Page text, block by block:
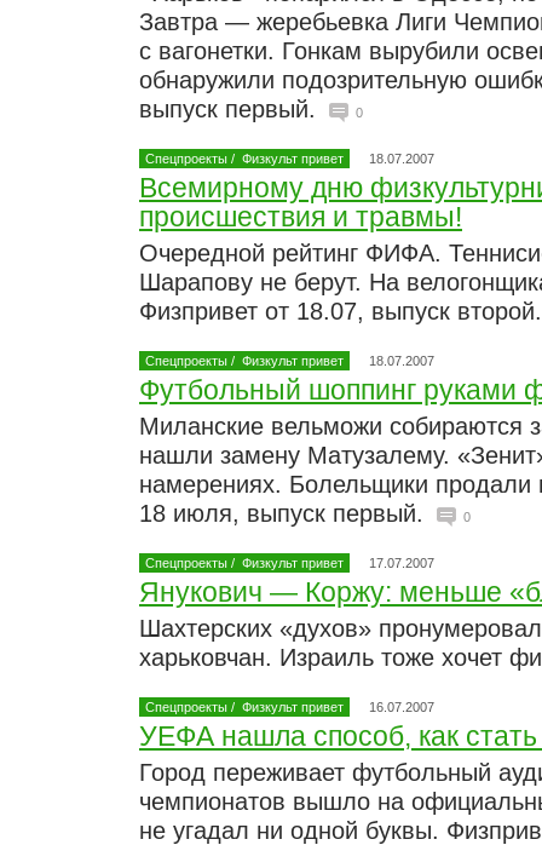
Завтра — жеребьевка Лиги
с вагонетки. Гонкам вырубили
обнаружили подозрительную
выпуск первый.
0
Спецпроекты / Физкульт привет 18.07.2007
Всемирному дню
происшествия и травмы!
Очередной рейтинг ФИФА.
Шарапову не берут. На
Физпривет от 18.07, выпуск
Спецпроекты / Физкульт привет 18.07.2007
Футбольный шоппинг руками
Миланские вельможи собираются
нашли замену Матузалему.
намерениях. Болельщики продали
18 июля, выпуск первый.
0
Спецпроекты / Физкульт привет 17.07.2007
Янукович — Коржу: меньше
Шахтерских «духов»
харьковчан. Израиль тоже хочет
Спецпроекты / Физкульт привет 16.07.2007
УЕФА нашла способ, как
Город переживает футбольный
чемпионатов вышло на
не угадал ни одной буквы.